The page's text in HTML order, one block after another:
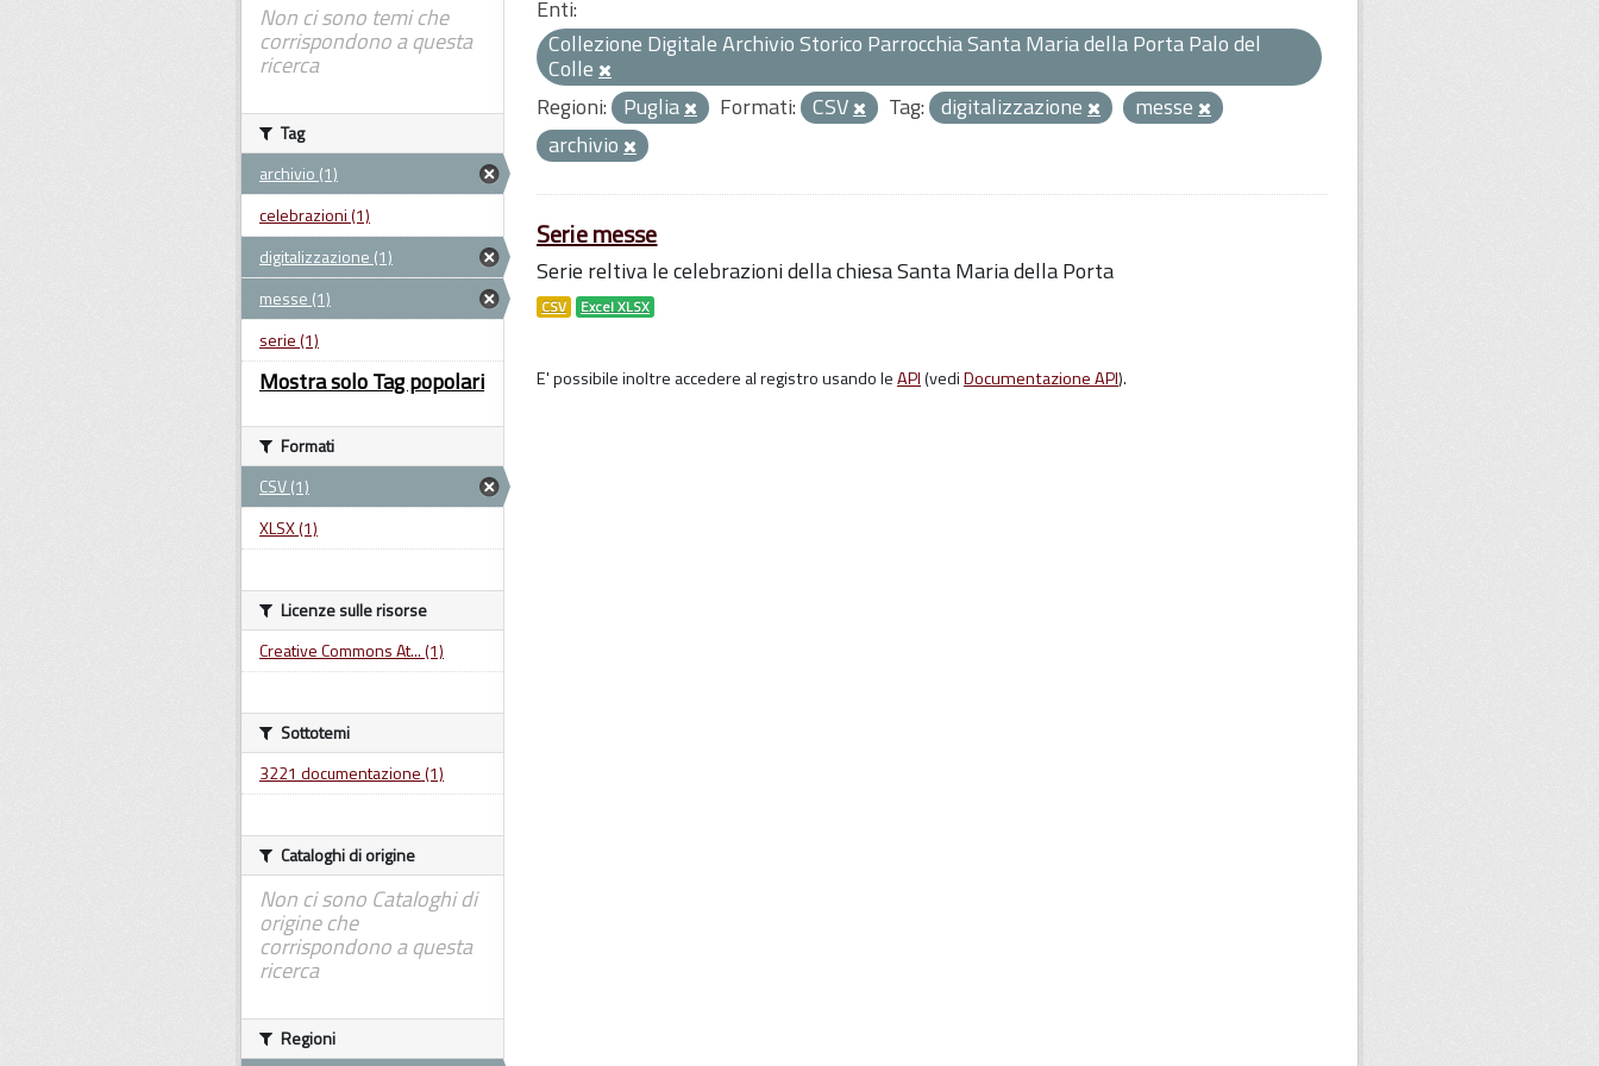
Enti:
Collezione Digitale Archivio Storico Parrocchia Santa Maria della Porta Palo del
Colle
Regioni: Puglia Formati: CSV Tag: digitalizzazione
messe
archivio
Serie messe
Serie reltiva le celebrazioni della chiesa Santa Maria della Porta
CSV Excel XLSX
E' possibile inoltre accedere al registro usando leAPI(vediDocumentazione API).
Non ci sono temi che
corrispondono a questa
ricerca
Tag
archivio (1)
celebrazioni (1)
digitalizzazione (1)
messe (1)
serie (1)
Mostra solo Tag popolari
Formati
CSV (1)
XLSX (1)
Licenze sulle risorse
Creative Commons At... (1)
Sottotemi
3221 documentazione (1)
Cataloghi di origine
Non ci sono Cataloghi di
origine che
corrispondono a questa
ricerca
Regioni